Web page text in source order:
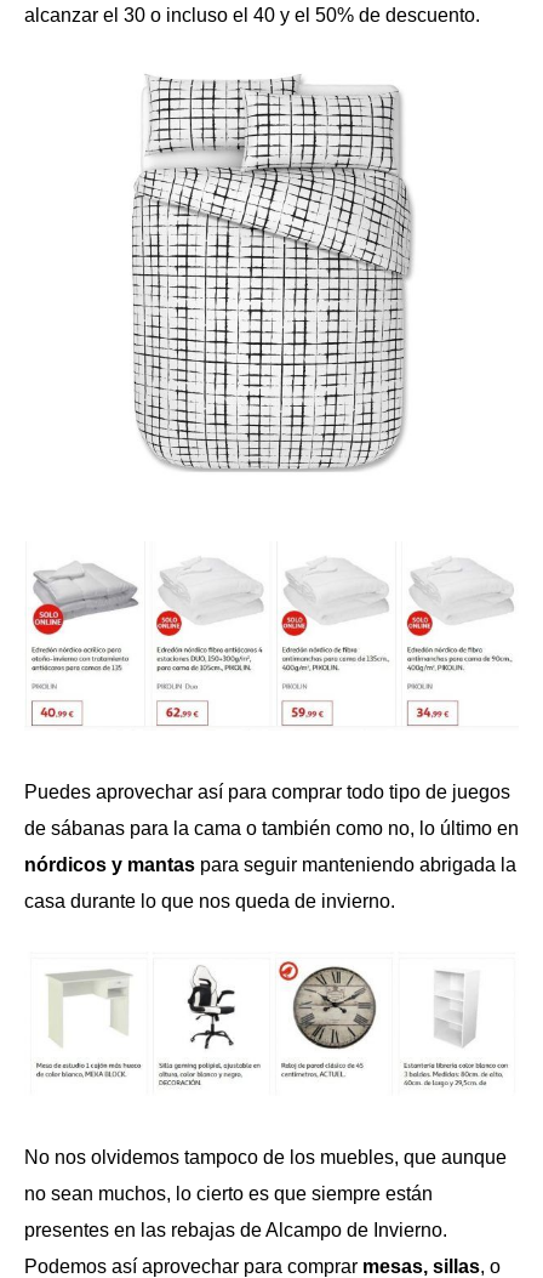
alcanzar el 30 o incluso el 40 y el 50% de descuento.
Puedes aprovechar así para comprar todo tipo de juegos
de sábanas para la cama o también como no, lo último en
nórdicos y mantas para seguir manteniendo abrigada la
casa durante lo que nos queda de invierno.
No nos olvidemos tampoco de los muebles, que aunque
no sean muchos, lo cierto es que siempre están
presentes en las rebajas de Alcampo de Invierno.
Podemos así aprovechar para comprar mesas, sillas, o